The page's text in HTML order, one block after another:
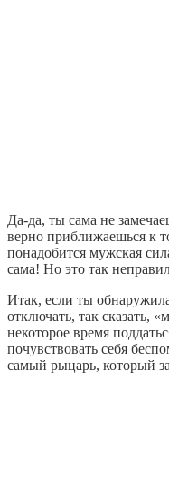
Да-да, ты сама не
верно приближаешься к
понадобится мужская
сама! Но это так
Итак, если ты
отключать, так сказать,
некоторое время
почувствовать себя
самый рыцарь, который